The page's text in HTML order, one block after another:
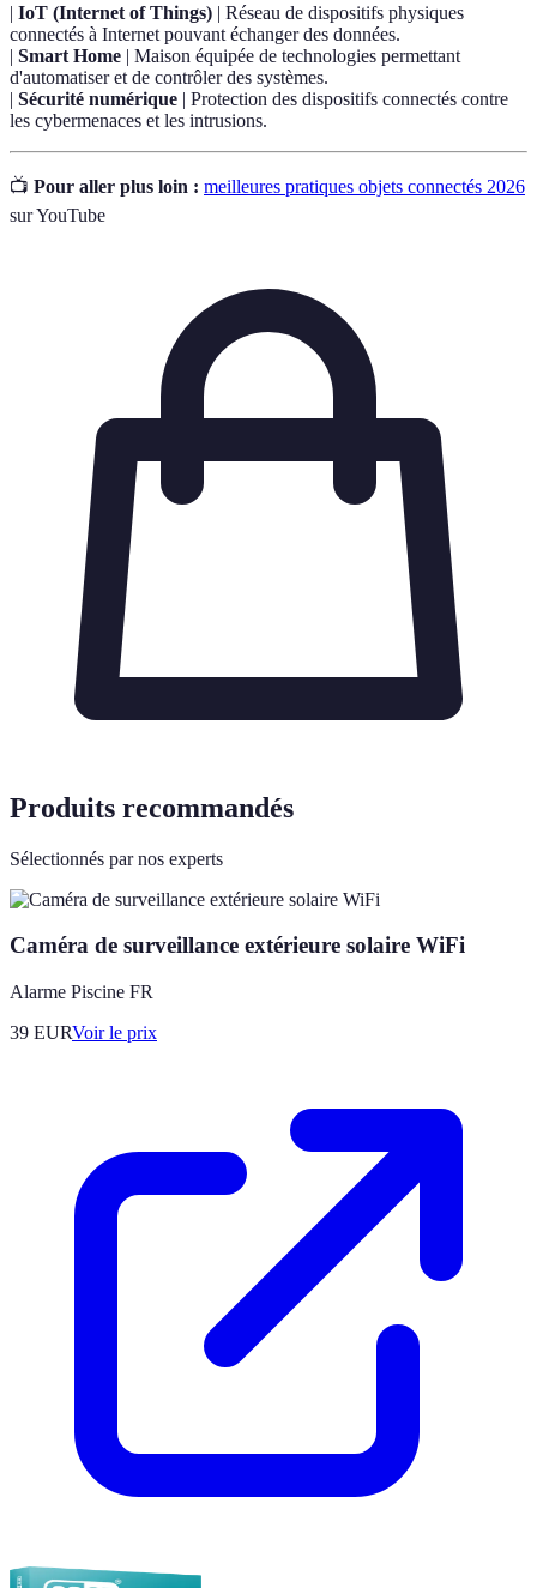
| IoT (Internet of Things) | Réseau de dispositifs physiques
connectés à Internet pouvant échanger des données.
| Smart Home | Maison équipée de technologies permettant
d'automatiser et de contrôler des systèmes.
| Sécurité numérique | Protection des dispositifs connectés contre
les cybermenaces et les intrusions.
📺 Pour aller plus loin : meilleures pratiques objets connectés 2026
sur YouTube
Produits recommandés
Sélectionnés par nos experts
Caméra de surveillance extérieure solaire WiFi
Alarme Piscine FR
39 EURVoir le prix